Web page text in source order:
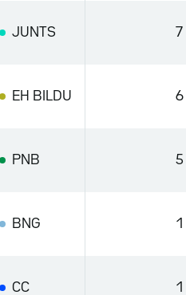
JUNTS 7
EH BILDU 6
PNB 5
BNG 1
CC 1